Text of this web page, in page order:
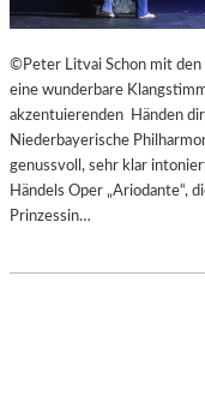
©Peter Litvai Schon mit den
eine wunderbare
akzentuierenden Händen
Niederbayerische
genussvoll, sehr klar
Händels Oper „Ariodante“,
Prinzessin…